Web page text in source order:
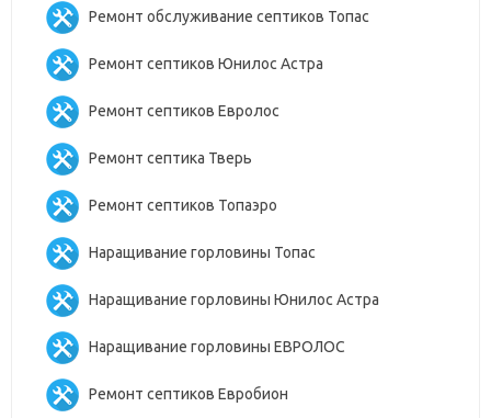
Ремонт обслуживание септиков Топас
Ремонт септиков Юнилос Астра
Ремонт септиков Евролос
Ремонт септика Тверь
Ремонт септиков Топаэро
Наращивание горловины Топас
Наращивание горловины Юнилос Астра
Наращивание горловины ЕВРОЛОС
Ремонт септиков Евробион